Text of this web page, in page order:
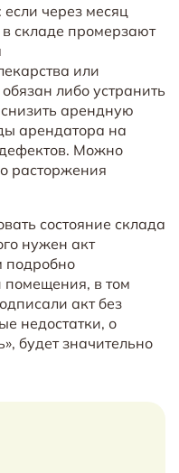
если через месяц
в складе промерзают
или
либо устранить
арендную
арендатора на
Можно
расторжения
состояние склада
нужен акт
подробно
помещения, в том
акт без
недостатки, о
будет значительно